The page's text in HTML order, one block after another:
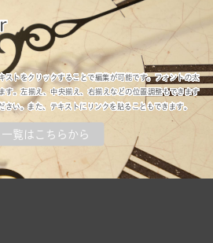
ストをクリックすることで編集が可能です。フォントの太
す。左揃え、中央揃え、右揃えなどの位置調整もできます
い。また、テキストにリンクを貼ることもできます。
覧はこちらから